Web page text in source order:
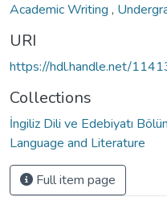
Academic Writing ,
URI
https://hdl.handle.net/
Collections
İngiliz Dili ve Edebiyatı
Language and Literature
Full item page